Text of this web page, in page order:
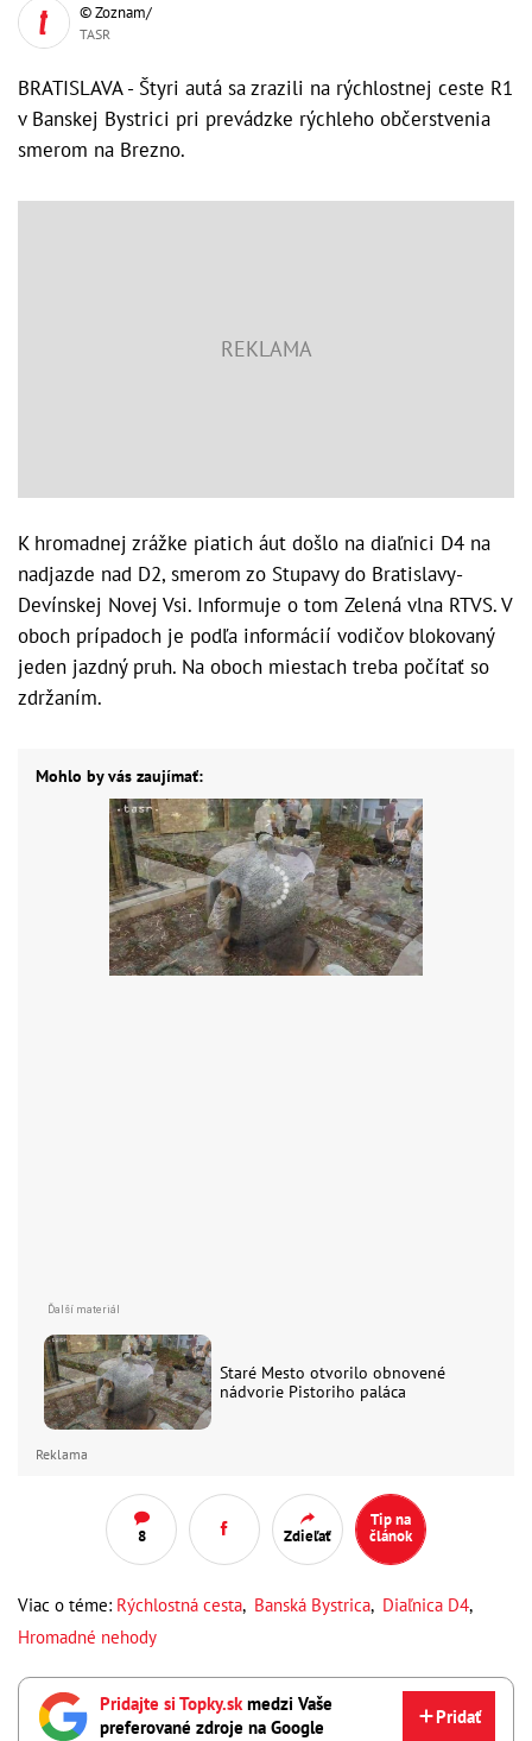
© Zoznam/
TASR
BRATISLAVA - Štyri autá sa zrazili na rýchlostnej ceste R1
v Banskej Bystrici pri prevádzke rýchleho občerstvenia
smerom na Brezno.
K hromadnej zrážke piatich áut došlo na diaľnici D4 na
nadjazde nad D2, smerom zo Stupavy do Bratislavy-
Devínskej Novej Vsi. Informuje o tom Zelená vlna RTVS. V
oboch prípadoch je podľa informácií vodičov blokovaný
jeden jazdný pruh. Na oboch miestach treba počítať so
zdržaním.
Mohlo by vás zaujímať:
Staré Mesto otvorilo obnovené
nádvorie Pistoriho paláca
Reklama
8 Zdieľať
Tip na
článok
Viac o téme: Rýchlostná cesta, Banská Bystrica, Diaľnica D4,
Hromadné nehody
Pridajte si Topky.skmedzi Vaše
preferované zdroje na Google
Pridať